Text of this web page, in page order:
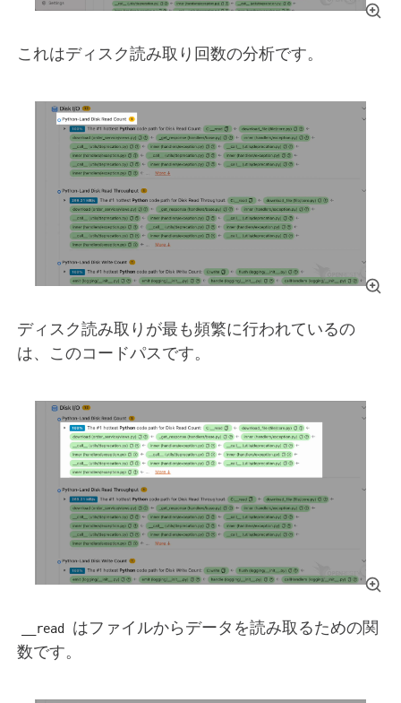
これはディスク読み取り回数の分析です。
ディスク読み取りが最も頻繁に行われているの
は、このコードパスです。
__read
はファイルからデータを読み取るための関
数です。